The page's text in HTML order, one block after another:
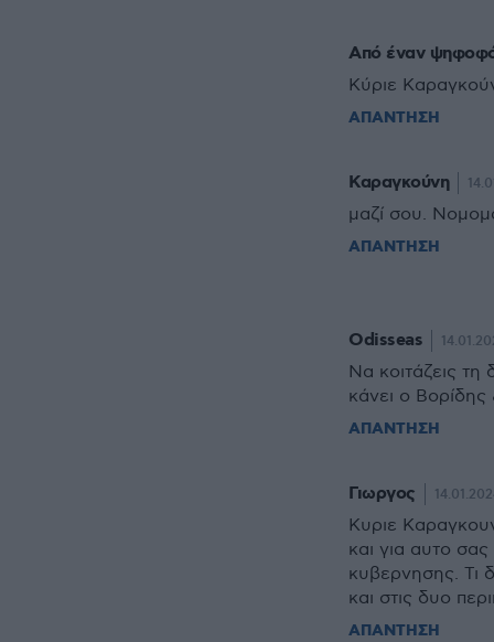
Από έναν
Κύριε
ΑΠΑΝΤΗΣΗ
Καραγκούνη
μαζί σου.
ΑΠΑΝΤΗΣΗ
Odisseas
Να κοιτάζεις τη
κάνει ο Βορίδης
ΑΠΑΝΤΗΣΗ
Γιωργος
Κυριε
και για αυτο
κυβερνησης. Τι
και στις δυο
ΑΠΑΝΤΗΣΗ